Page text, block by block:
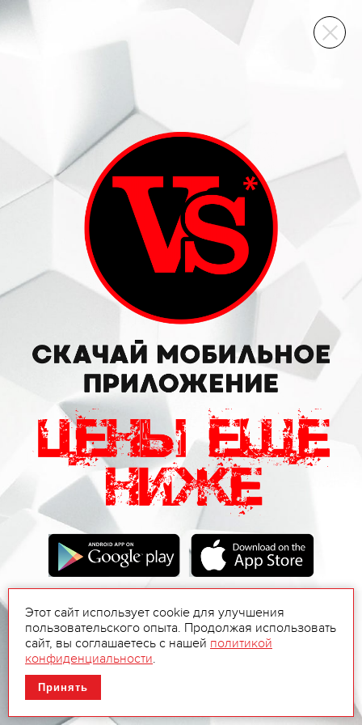
ВИННЫЙ СКЛАД
Этот сайт использует cookie для улучшения
пользовательского опыта. Продолжая использовать
сайт, вы соглашаетесь с нашей политикой
конфиденциальности.
Принять